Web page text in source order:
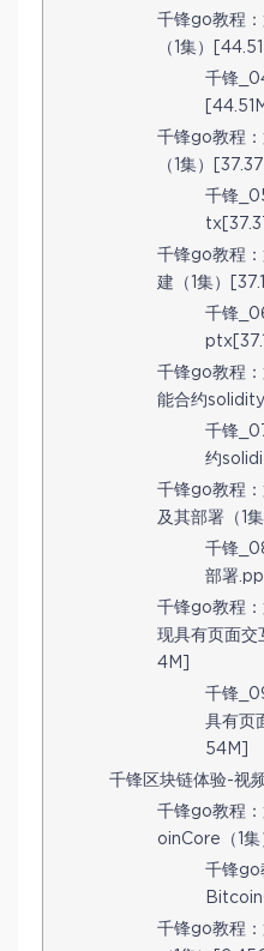
千锋go教程
（1集）
千锋
千锋go教程
（1集）
千锋
千锋go教程
建（1集）
千锋
千锋go教程
能合约
千锋
约
千锋go教程
及其部署（1
千锋
部署
千锋go教程
现具有页面
4M]
千锋
具有页
54M]
千锋区块链体验-视
千锋go教程
oinCore（1集
千锋go
千锋go教程